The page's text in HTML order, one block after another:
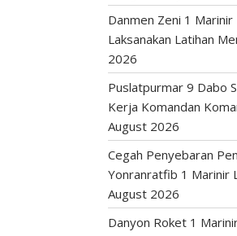
Danmen Zeni 1
Laksanakan Latihan
2026
Puslatpurmar 9 Dabo
Kerja Komandan
August 2026
Cegah Penyebaran
Yonranratfib 1 Marinir
August 2026
Danyon Roket 1